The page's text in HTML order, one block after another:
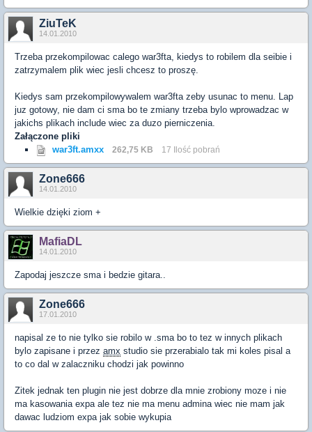
ZiuTeK
14.01.2010
Trzeba przekompilowac calego war3fta, kiedys to robilem dla seibie i
zatrzymalem plik wiec jesli chcesz to proszę.
Kiedys sam przekompilowywalem war3fta zeby usunac to menu. Lap
juz gotowy, nie dam ci sma bo te zmiany trzeba bylo wprowadzac w
jakichs plikach include wiec za duzo pierniczenia.
Załączone pliki
war3ft.amxx
262,75 KB 17 Ilość pobrań
Zone666
14.01.2010
Wielkie dzięki ziom +
MafiaDL
14.01.2010
Zapodaj jeszcze sma i bedzie gitara..
Zone666
17.01.2010
napisal ze to nie tylko sie robilo w .sma bo to tez w innych plikach
bylo zapisane i przez amx studio sie przerabialo tak mi koles pisal a
to co dal w zalaczniku chodzi jak powinno
Zitek jednak ten plugin nie jest dobrze dla mnie zrobiony moze i nie
ma kasowania expa ale tez nie ma menu admina wiec nie mam jak
dawac ludziom expa jak sobie wykupia